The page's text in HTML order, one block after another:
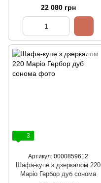
22 080 грн
3
Артикул: 0000859612
Шафа-купе з дзеркалом 220
Маріо Гербор дуб сонома